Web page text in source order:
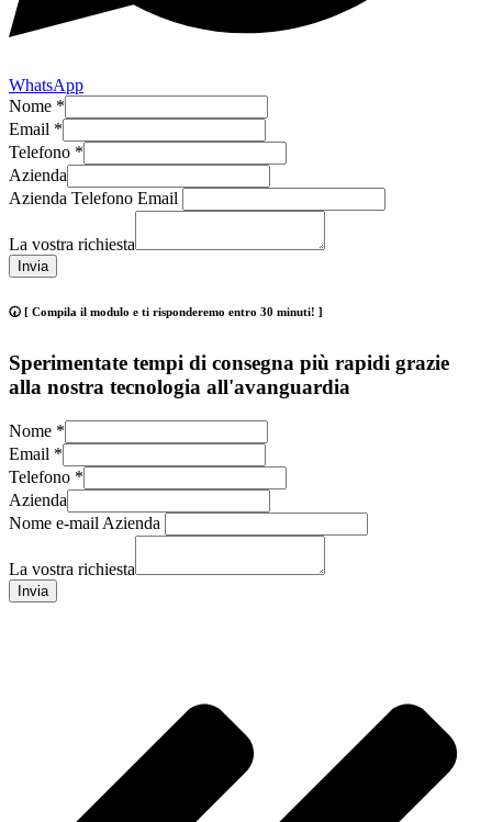
WhatsApp
Nome *
Email *
Telefono *
Azienda
Azienda Telefono Email
La vostra richiesta
Invia
🕢 [ Compila il modulo e ti risponderemo entro 30 minuti! ]
Sperimentate tempi di consegna più rapidi grazie
alla nostra tecnologia all'avanguardia
Nome *
Email *
Telefono *
Azienda
Nome e-mail Azienda
La vostra richiesta
Invia